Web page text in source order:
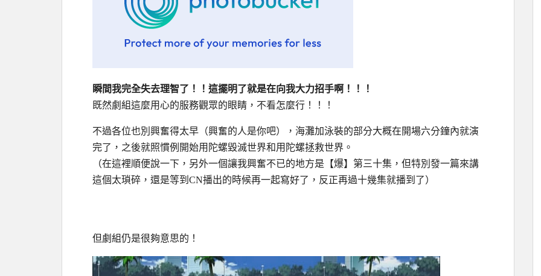
瞬間我完全失去理智了！！這擺明了就是在向我大力招手啊！！！
既然劇組這麼用心的服務觀眾的眼睛，不看怎麼行！！！
不過各位也別興奮得太早（興奮的人是你吧），海灘加泳裝的部分大概在開場六分鐘內就演
完了，之後就照慣例開始用陀螺毀滅世界和用陀螺拯救世界。
（在這裡順便說一下，另外一個讓我興奮不已的地方是【爆】第三十集，但特別發一篇來講
這個太瑣碎，還是等到CN播出的時候再一起寫好了，反正再過十幾集就播到了）
但劇組仍是很夠意思的！